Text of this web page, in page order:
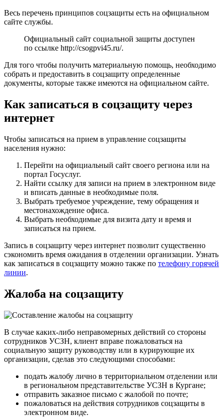
Весь перечень принципов соцзащиты есть на официальном
сайте службы.
Официальный сайт социальной защиты доступен
по ссылке http://csogpvi45.ru/.
Для того чтобы получить материальную помощь, необходимо
собрать и предоставить в соцзащиту определенные
документы, которые также имеются на официальном сайте.
Как записаться в соцзащиту через
интернет
Чтобы записаться на прием в управление соцзащиты
населения нужно:
Перейти на официальный сайт своего региона или на
портал Госуслуг.
Найти ссылку для записи на прием в электронном виде
и вписать данные в необходимые поля.
Выбрать требуемое учреждение, тему обращения и
местонахождение офиса.
Выбрать необходимые для визита дату и время и
записаться на прием.
Запись в соцзащиту через интернет позволит существенно
сэкономить время ожидания в отделении организации. Узнать
как записаться в соцзащиту можно также по телефону горячей
линии.
Жалоба на соцзащиту
В случае каких-либо неправомерных действий со стороны
сотрудников УСЗН, клиент вправе пожаловаться на
социальную защиту руководству или в курирующие их
организации, сделав это следующими способами:
подать жалобу лично в территориальном отделении или
в региональном представительстве УСЗН в Кургане;
отправить заказное письмо с жалобой по почте;
пожаловаться на действия сотрудников соцзащиты в
электронном виде.